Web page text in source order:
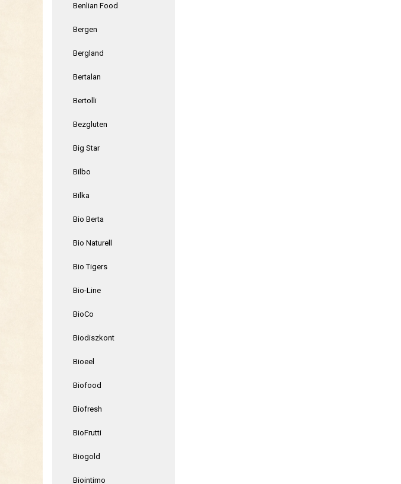
Benlian Food
Bergen
Bergland
Bertalan
Bertolli
Bezgluten
Big Star
Bilbo
Bilka
Bio Berta
Bio Naturell
Bio Tigers
Bio-Line
BioCo
Biodiszkont
Bioeel
Biofood
Biofresh
BioFrutti
Biogold
Biointimo